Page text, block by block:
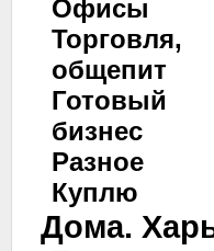
Офисы
Торговля,
общепит
Готовый
бизнес
Разное
Куплю
Дома.